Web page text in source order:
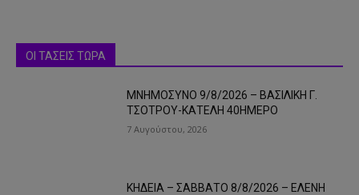
ΟΙ ΤΑΣΕΙΣ ΤΩΡΑ
ΜΝΗΜΟΣΥΝΟ 9/8/2026 – ΒΑΣΙΛΙΚΗ Γ.
ΤΣΟΤΡΟΥ-ΚΑΤΕΛΗ 40ΗΜΕΡΟ
7 Αυγούστου, 2026
ΚΗΔΕΙΑ – ΣΑΒΒΑΤΟ 8/8/2026 – ΕΛΕΝΗ